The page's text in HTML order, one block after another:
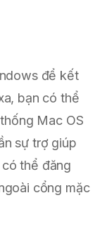
để kết
bạn có thể
Mac OS
sự trợ giúp
thể đăng
cổng mặc